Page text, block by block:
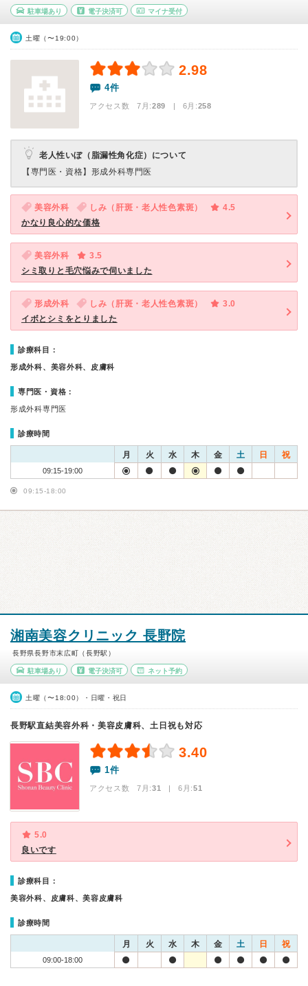
駐車場あり 電子決済可 マイナ受付
土曜（〜19:00）
2.98
4件
アクセス数 7月:289 | 6月:258
老人性いぼ（脂漏性角化症）について
【専門医・資格】 形成外科専門医
美容外科 しみ（肝斑・老人性色素斑）
4.5
かなり良心的な価格
美容外科
3.5
シミ取りと毛穴悩みで伺いました
形成外科 しみ（肝斑・老人性色素斑）
3.0
イボとシミをとりました
診療科目：
形成外科、美容外科、皮膚科
専門医・資格：
形成外科専門医
診療時間
月 火 水 木 金 土 日 祝
09:15-19:00
09:15-18:00
湘南美容クリニック 長野院
長野県長野市末広町（長野駅）
駐車場あり 電子決済可 ネット予約
土曜（〜18:00）・日曜・祝日
長野駅直結美容外科・美容皮膚科、土日祝も対応
3.40
1件
アクセス数 7月:31 | 6月:51
5.0
良いです
診療科目：
美容外科、皮膚科、美容皮膚科
診療時間
月 火 水 木 金 土 日 祝
09:00-18:00